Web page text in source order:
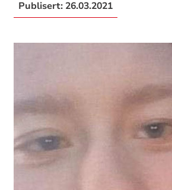
Publisert: 26.03.2021